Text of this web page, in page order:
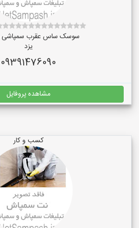
سوسک ساس عقرب سمپاشی
یزد
09391476090
مشاهده پروفایل
کسب و کار